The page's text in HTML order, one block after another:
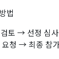
법
토 → 선정 심
요청 → 최종 참